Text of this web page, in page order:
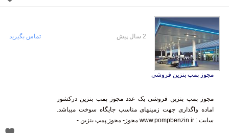
مجوز پمپ بنزین فروشی
مجوز پمپ بنزین فروشی یک عدد مجوز پمپ بنزین درکشور
اماده واگذاری جهت زمینهای مناسب جایگاه سوخت میباشد.
سایت : www.pompbenzin.ir مجوز- مجوز پمپ بنزین -
2 سال پیش تماس بگیرید